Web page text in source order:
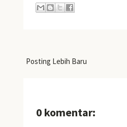
Posting Lebih Baru
0 komentar: